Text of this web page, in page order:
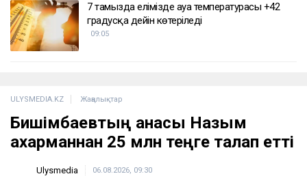
7 тамызда елімізде ауа температурасы +42
градусқа дейін көтеріледі
09:05
ULYSMEDIA.KZ Жаңалықтар
Бишімбаевтың анасы Назым
Қахарманнан 25 млн теңге талап етті
Ulysmedia 06.08.2026, 09:30